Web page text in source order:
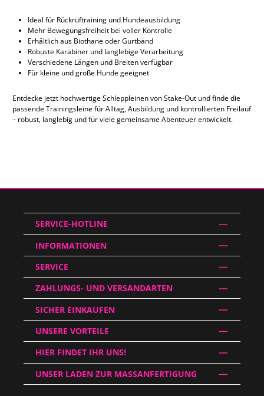
Ideal für Rückruftraining und Hundeausbildung
Mehr Bewegungsfreiheit bei voller Kontrolle
Erhältlich aus Biothane oder Gurtband
Robuste Karabiner und langlebige Verarbeitung
Verschiedene Längen und Breiten verfügbar
Für kleine und große Hunde geeignet
Entdecke jetzt hochwertige Schleppleinen von Stake-Out und finde die
passende Trainingsleine für Alltag, Ausbildung und kontrollierten Freilauf
– robust, langlebig und für viele gemeinsame Abenteuer entwickelt.
SERVICE-HOTLINE
INFORMATIONEN
SERVICE
ZAHLUNGS- UND VERSANDARTEN
SICHER EINKAUFEN
UNSERE VORTEILE
HIER FINDET IHR UNS!
UNSER LADEN ZUR MASSANFERTIGUNG